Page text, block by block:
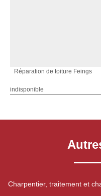
Réparation de toiture Feings
indisponible
Charpentier, traitement et